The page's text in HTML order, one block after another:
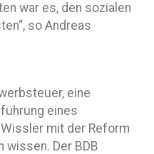
war es, den sozialen
so Andreas
eine
eines
mit der Reform
wissen. Der BDB